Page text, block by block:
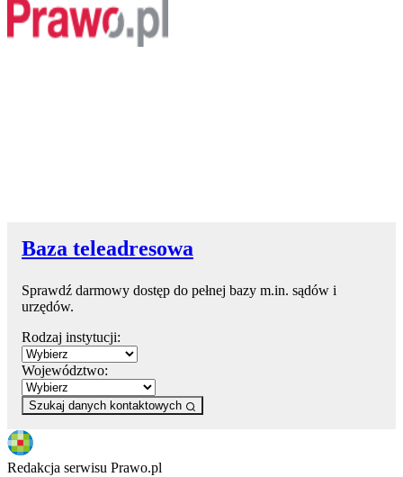
Baza teleadresowa
Sprawdź darmowy dostęp do pełnej bazy m.in. sądów i
urzędów.
Rodzaj instytucji:
Województwo:
Szukaj danych kontaktowych
Redakcja serwisu Prawo.pl